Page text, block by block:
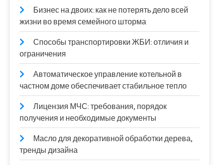
Бизнес на двоих: как не потерять дело всей
жизни во время семейного шторма
Способы транспортировки ЖБИ: отличия и
ограничения
Автоматическое управление котельной в
частном доме обеспечивает стабильное тепло
Лицензия МЧС: требования, порядок
получения и необходимые документы
Масло для декоративной обработки дерева,
тренды дизайна